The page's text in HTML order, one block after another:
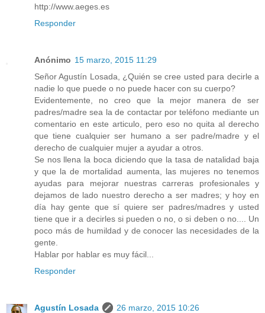
http://www.aeges.es
Responder
Anónimo 15 marzo, 2015 11:29
Señor Agustín Losada, ¿Quién se cree usted para decirle a
nadie lo que puede o no puede hacer con su cuerpo?
Evidentemente, no creo que la mejor manera de ser
padres/madre sea la de contactar por teléfono mediante un
comentario en este articulo, pero eso no quita al derecho
que tiene cualquier ser humano a ser padre/madre y el
derecho de cualquier mujer a ayudar a otros.
Se nos llena la boca diciendo que la tasa de natalidad baja
y que la de mortalidad aumenta, las mujeres no tenemos
ayudas para mejorar nuestras carreras profesionales y
dejamos de lado nuestro derecho a ser madres; y hoy en
día hay gente que sí quiere ser padres/madres y usted
tiene que ir a decirles si pueden o no, o si deben o no.... Un
poco más de humildad y de conocer las necesidades de la
gente.
Hablar por hablar es muy fácil...
Responder
Agustín Losada
26 marzo, 2015 10:26